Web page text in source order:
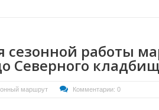
сезонной работы
Северного
маршрут Комментарии: 0